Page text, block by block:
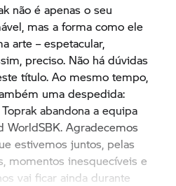
não é apenas o seu
mas a forma como ele
arte – espetacular,
preciso. Não há dúvidas
título. Ao mesmo tempo,
uma despedida:
abandona a equipa
WorldSBK. Agradecemos
estivemos juntos, pelas
momentos inesquecíveis e
vai ficar ainda durante